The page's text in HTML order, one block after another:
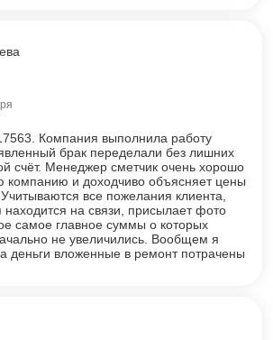
5
Компания выполнила работу
брак переделали без лишних
счёт. Менеджер сметчик очень хорошо
компанию и доходчиво объясняет цены
все пожелания клиента,
на связи, присылает фото
самое главное суммы о которых
не увеличились. Вообщем я
деньги вложенные в ремонт потрачены